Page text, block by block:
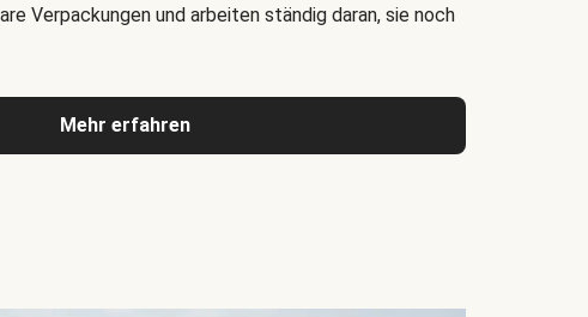
Verpackungen und arbeiten ständig daran, sie noch
Mehr erfahren